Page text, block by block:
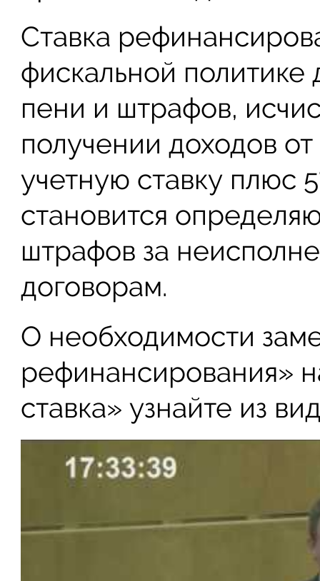
Ставка
фискальной
пени и штрафов,
получении доходов
учетную ставку плюс
становится
штрафов за
договорам.
О необходимости
рефинансирования»
ставка» узнайте из